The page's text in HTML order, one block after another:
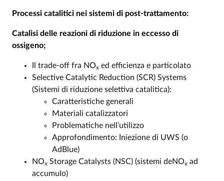
Processi catalitici nei sistemi di post-trattamento:
Catalisi delle reazioni di riduzione in eccesso di
ossigeno;
Il trade-off fra NOx ed efficienza e particolato
Selective Catalytic Reduction (SCR) Systems
(Sistemi di riduzione selettiva catalitica):
Caratteristiche generali
Materiali catalizzatori
Problematiche nell’utilizzo
Approfondimento: Iniezione di UWS (o
AdBlue)
NOx Storage Catalysts (NSC) (sistemi deNOx ad
accumulo)